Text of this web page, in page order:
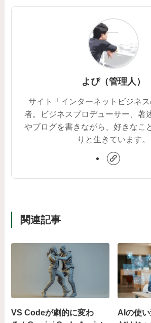
よぴ（管理人）
サイト「インターネットビジネ
者。ビジネスプロデューサー、著
やブログを書きながら、好きなこ
りと生きています。
関連記事
VS Codeが劇的に変わ
AIの使い